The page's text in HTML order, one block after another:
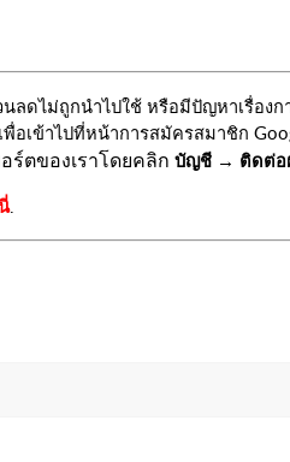
ลดไม่ถูกนำไปใช้ หรือมีปัญหาเรื่องก
อเข้าไปที่หน้าการสมัครสมาชิก
ตของเราโดยคลิก บัญชี → ติดต่อ
.